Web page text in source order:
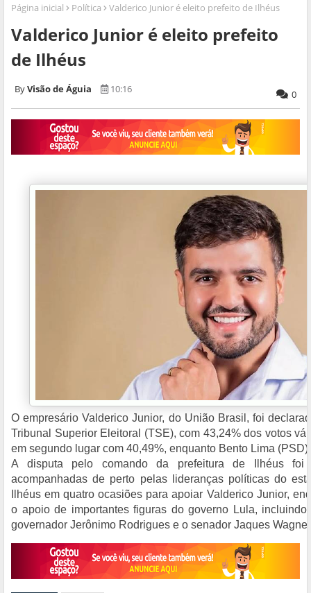
Página inicial Política Valderico Junior é eleito prefeito de Ilhéus
Valderico Junior é eleito prefeito
de Ilhéus
Visão de Águia 10:16 0
O empresário Valderico Junior, do União Brasil, foi
Tribunal Superior Eleitoral (TSE), com 43,24% dos votos
em segundo lugar com 40,49%, enquanto Bento Lima
A disputa pelo comando da prefeitura de Ilhéus
acompanhadas de perto pelas lideranças políticas do
Ilhéus em quatro ocasiões para apoiar Valderico Junior,
o apoio de importantes figuras do governo Lula,
governador Jerônimo Rodrigues e o senador Jaques